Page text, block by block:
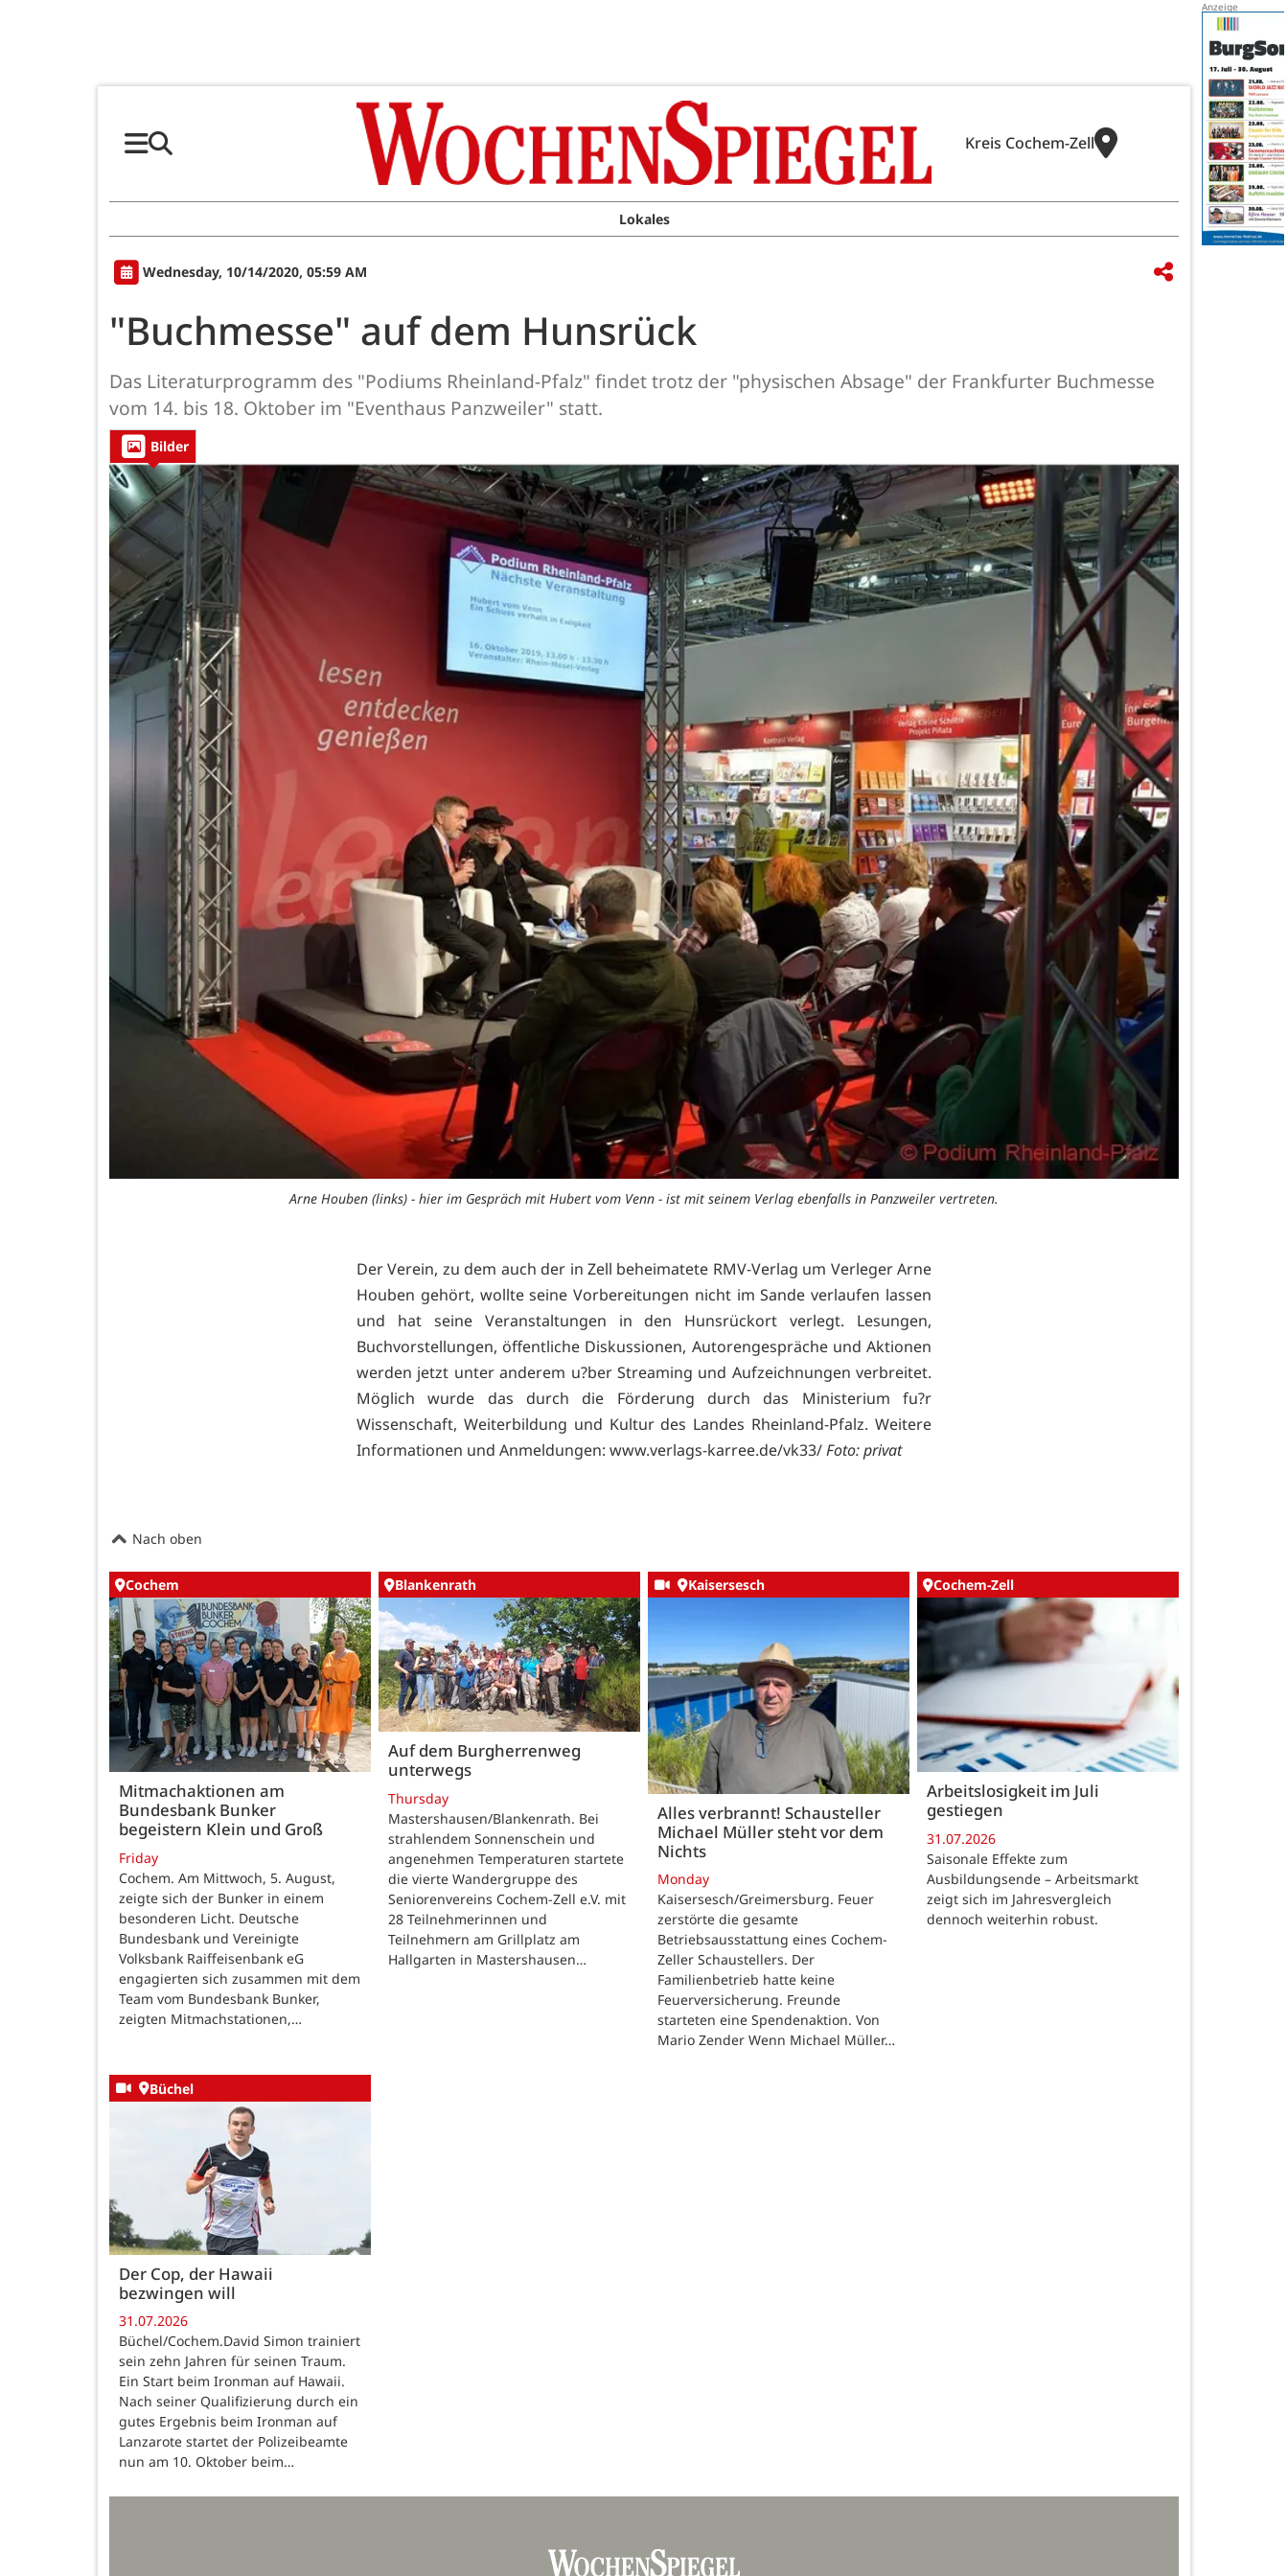
Kreis Cochem-Zell
Lokales
Wednesday, 10/14/2020, 05:59 AM
"Buchmesse" auf dem Hunsrück
Das Literaturprogramm des "Podiums Rheinland-Pfalz" findet trotz der "physischen Absage" der Frankfurter Buchmesse
vom 14. bis 18. Oktober im "Eventhaus Panzweiler" statt.
Bilder
Arne Houben (links) - hier im Gespräch mit Hubert vom Venn - ist mit seinem Verlag ebenfalls in Panzweiler vertreten.
Der Verein, zu dem auch der in Zell beheimatete RMV-Verlag um Verleger Arne
Houben gehört, wollte seine Vorbereitungen nicht im Sande verlaufen lassen
und hat seine Veranstaltungen in den Hunsrückort verlegt. Lesungen,
Buchvorstellungen, öffentliche Diskussionen, Autorengespräche und Aktionen
werden jetzt unter anderem u?ber Streaming und Aufzeichnungen verbreitet.
Möglich wurde das durch die Förderung durch das Ministerium fu?r
Wissenschaft, Weiterbildung und Kultur des Landes Rheinland-Pfalz. Weitere
Informationen und Anmeldungen: www.verlags-karree.de/vk33/Foto: privat
Nach oben
Cochem
Mitmachaktionen am
Bundesbank Bunker
begeistern Klein und Groß
Friday
Cochem. Am Mittwoch, 5. August,
zeigte sich der Bunker in einem
besonderen Licht. Deutsche
Bundesbank und Vereinigte
Volksbank Raiffeisenbank eG
engagierten sich zusammen mit dem
Team vom Bundesbank Bunker,
zeigten Mitmachstationen,…
Blankenrath
Auf dem Burgherrenweg
unterwegs
Thursday
Mastershausen/Blankenrath. Bei
strahlendem Sonnenschein und
angenehmen Temperaturen startete
die vierte Wandergruppe des
Seniorenvereins Cochem-Zell e.V. mit
28 Teilnehmerinnen und
Teilnehmern am Grillplatz am
Hallgarten in Mastershausen…
Kaisersesch
Alles verbrannt! Schausteller
Michael Müller steht vor dem
Nichts
Monday
Kaisersesch/Greimersburg. Feuer
zerstörte die gesamte
Betriebsausstattung eines Cochem-
Zeller Schaustellers. Der
Familienbetrieb hatte keine
Feuerversicherung. Freunde
starteten eine Spendenaktion. Von
Mario Zender Wenn Michael Müller…
Cochem-Zell
Arbeitslosigkeit im Juli
gestiegen
31.07.2026
Saisonale Effekte zum
Ausbildungsende – Arbeitsmarkt
zeigt sich im Jahresvergleich
dennoch weiterhin robust.
Büchel
Der Cop, der Hawaii
bezwingen will
31.07.2026
Büchel/Cochem.David Simon trainiert
sein zehn Jahren für seinen Traum.
Ein Start beim Ironman auf Hawaii.
Nach seiner Qualifizierung durch ein
gutes Ergebnis beim Ironman auf
Lanzarote startet der Polizeibeamte
nun am 10. Oktober beim…